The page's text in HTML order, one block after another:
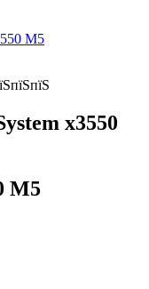
M5
x3550
M5